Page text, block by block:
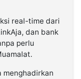
real-time dari
dan bank
perlu
menghadirkan